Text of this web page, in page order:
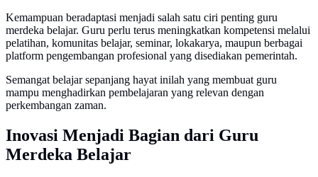
Kemampuan beradaptasi menjadi salah satu ciri penting guru
merdeka belajar. Guru perlu terus meningkatkan kompetensi melalui
pelatihan, komunitas belajar, seminar, lokakarya, maupun berbagai
platform pengembangan profesional yang disediakan pemerintah.
Semangat belajar sepanjang hayat inilah yang membuat guru
mampu menghadirkan pembelajaran yang relevan dengan
perkembangan zaman.
Inovasi Menjadi Bagian dari Guru
Merdeka Belajar